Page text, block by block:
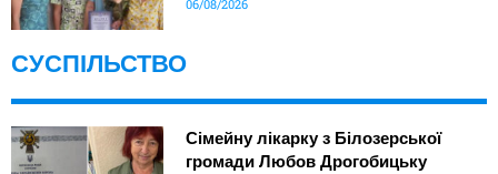
06/08/2026
СУСПІЛЬСТВО
Сімейну лікарку з Білозерської
громади Любов Дрогобицьку